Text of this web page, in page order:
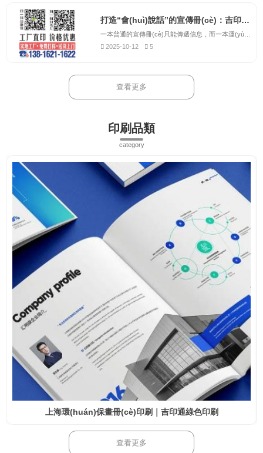
打造“會(huì)說話”的宣傳冊(cè)：吉印通揭秘3大提升品牌價(jià)值的印刷工藝。
2025-10-12
5
查看更多
印刷品類
category
上海環(huán)保畫冊(cè)印刷｜吉印通綠色印刷
查看更多